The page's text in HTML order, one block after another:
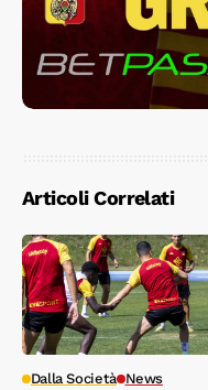
Articoli Correlati
Dalla Società News